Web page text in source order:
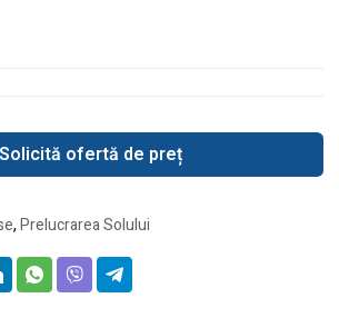
Solicită ofertă de preț
,Prelucrarea Solului